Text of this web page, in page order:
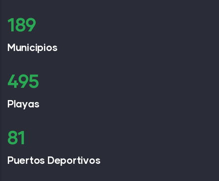
258
Municipios
667
Playas
109
Puertos Deportivos